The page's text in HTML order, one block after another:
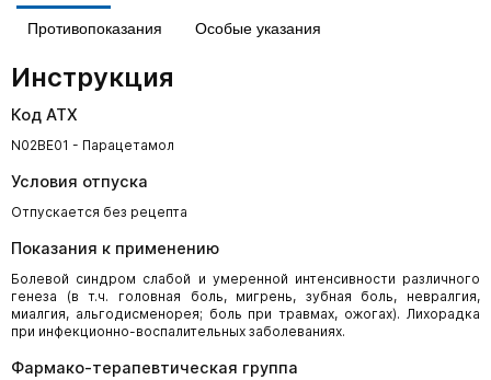
Противопоказания Особые указания
Инструкция
Код АТХ
N02BE01 - Парацетамол
Условия отпуска
Отпускается без рецепта
Показания к применению
Болевой синдром слабой и умеренной интенсивности различного
генеза (в т.ч. головная боль, мигрень, зубная боль, невралгия,
миалгия, альгодисменорея; боль при травмах, ожогах). Лихорадка
при инфекционно-воспалительных заболеваниях.
Фармако-терапевтическая группа